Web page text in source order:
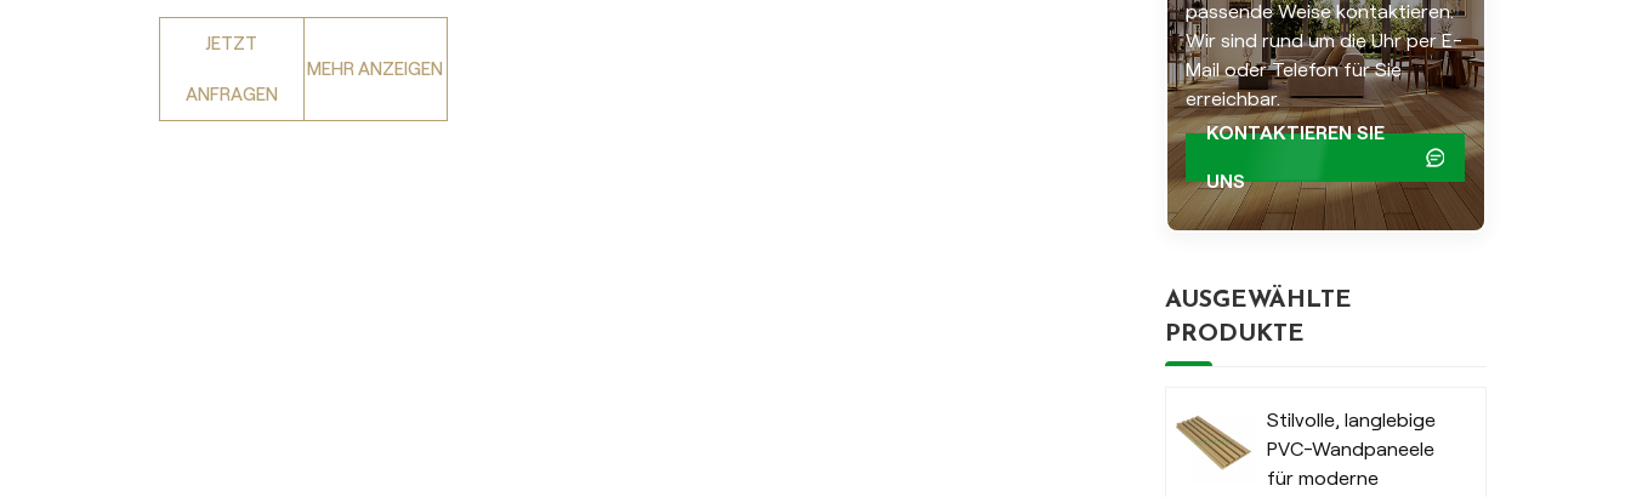
Terrassendielen aus Holz-
Kunststoff-Verbundwerkstoff
(WPC), entwickelt für
überlegene Leistung in Gärten,
JETZT
ANFRAGEN
MEHR ANZEIGEN
passende Weise kontaktieren.
Wir sind rund um die Uhr per E-
Mail oder Telefon für Sie
erreichbar.
KONTAKTIEREN SIE
UNS
AUSGEWÄHLTE
PRODUKTE
Stilvolle, langlebige
PVC-Wandpaneele
für moderne